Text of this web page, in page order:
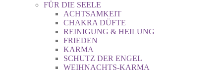
FÜR DIE SEELE
ACHTSAMKEIT
CHAKRA DÜFTE
REINIGUNG & HEILUNG
FRIEDEN
KARMA
SCHUTZ DER ENGEL
WEIHNACHTS-KARMA